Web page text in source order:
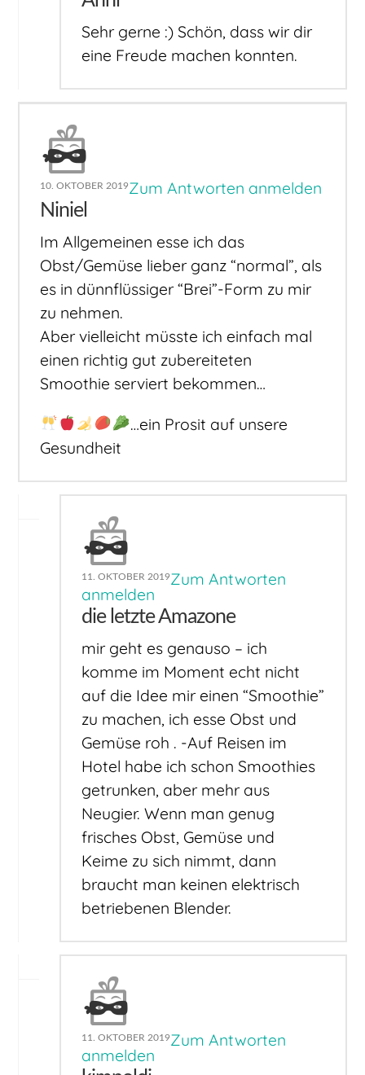
Sehr gerne :) Schön, dass wir dir
eine Freude machen konnten.
10. OKTOBER 2019Zum Antworten anmelden
Niniel
Im Allgemeinen esse ich das
Obst/Gemüse lieber ganz “normal”, als
es in dünnflüssiger “Brei”-Form zu mir
zu nehmen.
Aber vielleicht müsste ich einfach mal
einen richtig gut zubereiteten
Smoothie serviert bekommen…
…ein Prosit auf unsere
Gesundheit
11. OKTOBER 2019Zum Antworten
anmelden
die letzte Amazone
mir geht es genauso – ich
komme im Moment echt nicht
auf die Idee mir einen “Smoothie”
zu machen, ich esse Obst und
Gemüse roh . -Auf Reisen im
Hotel habe ich schon Smoothies
getrunken, aber mehr aus
Neugier. Wenn man genug
frisches Obst, Gemüse und
Keime zu sich nimmt, dann
braucht man keinen elektrisch
betriebenen Blender.
11. OKTOBER 2019Zum Antworten
anmelden